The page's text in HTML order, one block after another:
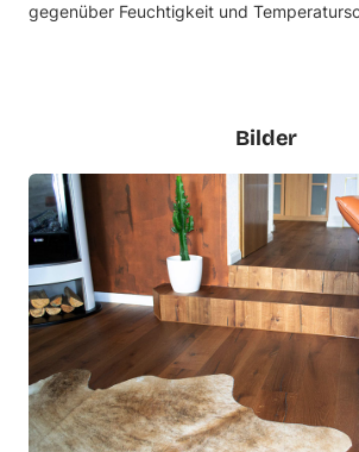
gegenüber Feuchtigkeit und
Bilder